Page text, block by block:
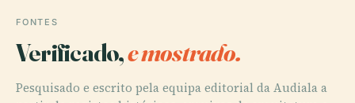
FONTES
Verificado,e mostrado.
Pesquisado e escrito pela equipa editorial da Audiala a